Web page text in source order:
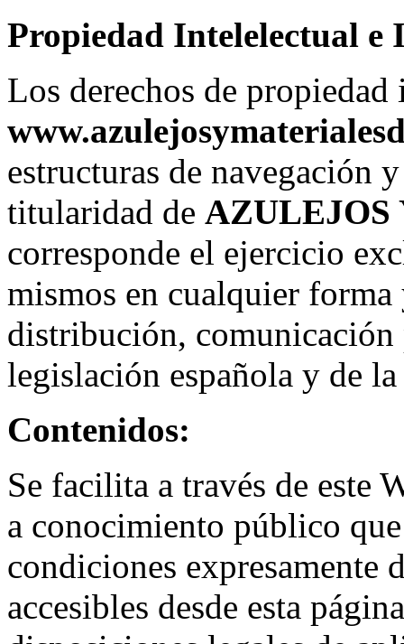
Propiedad Intelelectual
Los derechos de
estructuras de navegación
titularidad de AZULEJOS
corresponde el ejercicio
mismos en cualquier forma
distribución,
legislación española y de
Contenidos:
Se facilita a través de este
a conocimiento público
condiciones expresamente
accesibles desde esta